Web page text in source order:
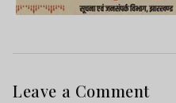
Leave a Comment